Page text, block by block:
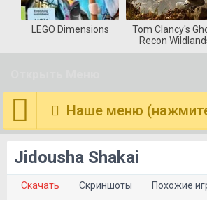
LEGO Dimensions
Tom Clancy's
Recon
Наше меню
Jidousha Shakai
Скачать Скриншоты Похожие